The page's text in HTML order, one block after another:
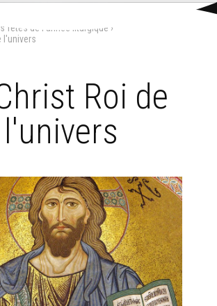
fêtes de l'année liturgique ›
l'univers
Roi de
l'univers